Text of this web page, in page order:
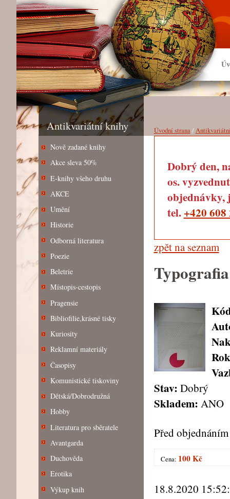
Antikvariátní knihy
Nově zadané knihy
Akce sleva 50%
E-knihy všeho druhu
AKCE
Umění
Historie
Odborná literatura
Poezie
Beletrie
Místopis-cestopis
Pragensie
Bibliofilie,krásné tisky
Kuriosity
Reklamní materiály
Časopisy
Komunistické tiskoviny
Dětská/Dobrodružná
Hobby
Literatura pro sběratele
Avantgarda
Duchověda
Erotika
Výkup knih
Úvodní strana/
Dobrý den,
os.
objednávky,
tel. +420 608
zpět na seznam
Stav: Dobrý
Skladem: ANO
Před
Cena: 100 Kč
18.8.2020